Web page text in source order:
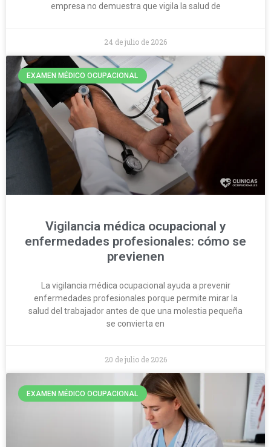
empresa no demuestra que vigila la salud de
24 de julio de 2026
EXAMEN MÉDICO OCUPACIONAL
Vigilancia médica ocupacional y
enfermedades profesionales: cómo se
previenen
La vigilancia médica ocupacional ayuda a prevenir
enfermedades profesionales porque permite mirar la
salud del trabajador antes de que una molestia pequeña
se convierta en
20 de julio de 2026
EXAMEN MÉDICO OCUPACIONAL